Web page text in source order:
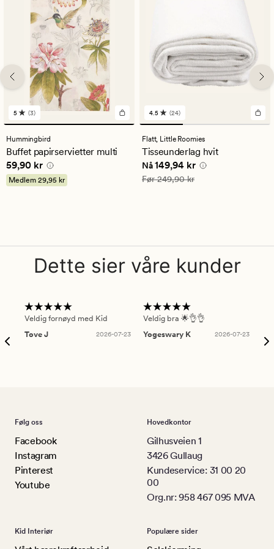
3
anmeldelser
med
en
gjennomsnittlig
vurdering
på
5
5 (3)
Hummingbird
Buffet papirservietter multi
Pris 59,90 kr
59,90 kr
Medlem 29,95 kr
24
anmeldelser
med
en
gjennomsnittlig
vurdering
på
4.5
4.5 (24)
Flatt, Little Roomies
Tisseunderlag hvit
Nåværende pris
Nå149,94 kr
Vanlig pris 249,90 kr
Før249,90 kr
Dette sier våre kunder
Veldig fornøyd med Kid
Tove J
2026-07-23
Veldig bra 🌟👌👌
Yogeswary K
2026-07-23
Følg oss
Facebook
Instagram
Pinterest
Youtube
Hovedkontor
Gilhusveien 1
3426 Gullaug
Kundeservice: 31 00 20
00
Org.nr: 958 467 095 MVA
Kid Interiør Populære sider